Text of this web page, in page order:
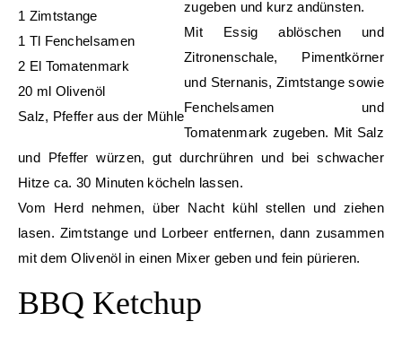
1 Zimtstange
1 Tl Fenchelsamen
2 El Tomatenmark
20 ml Olivenöl
Salz, Pfeffer aus der Mühle
zugeben und kurz andünsten.
Mit Essig ablöschen und
Zitronenschale, Pimentkörner
und Sternanis, Zimtstange sowie
Fenchelsamen und
Tomatenmark zugeben. Mit Salz
und Pfeffer würzen, gut durchrühren und bei schwacher
Hitze ca. 30 Minuten köcheln lassen.
Vom Herd nehmen, über Nacht kühl stellen und ziehen
lasen. Zimtstange und Lorbeer entfernen, dann zusammen
mit dem Olivenöl in einen Mixer geben und fein pürieren.
BBQ Ketchup